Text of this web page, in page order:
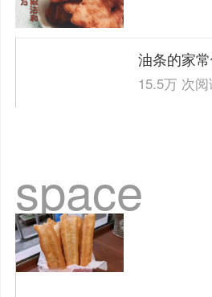
space
油条的家
15.5万 次阅